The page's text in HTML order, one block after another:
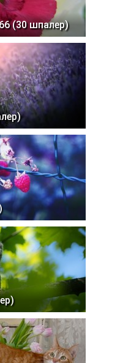
(30 шпалер)